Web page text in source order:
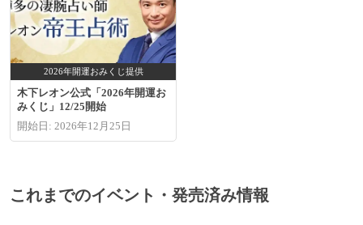
2026年開運おみくじ提供
木下レオン公式「2026年開運お
みくじ」12/25開始
開始日: 2026年12月25日
これまでのイベント・発売済み情報